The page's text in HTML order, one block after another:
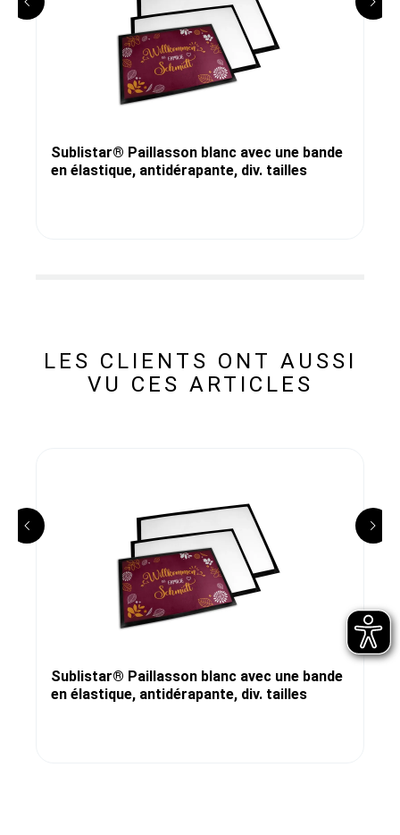
Sublistar® Paillasson blanc avec une bande
en élastique, antidérapante, div. tailles
LES CLIENTS ONT AUSSI
VU CES ARTICLES
Sublistar® Paillasson blanc avec une bande
en élastique, antidérapante, div. tailles